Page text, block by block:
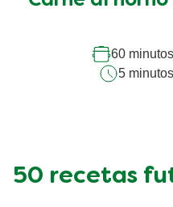
60 minutos
5 minutos
50 recetas